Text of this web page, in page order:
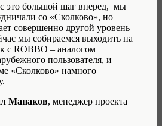
это большой шаг вперед, мы
со «Сколково», но
совершенно другой уровень
мы собираемся выходить на
с ROBBO – аналогом
пользователя, и
«Сколково» намного
Манаков, менеджер проекта